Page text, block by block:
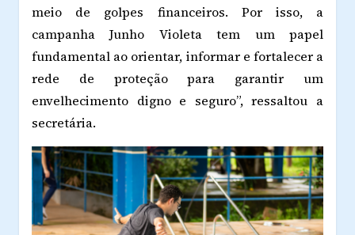
meio de golpes financeiros. Por isso, a
campanha Junho Violeta tem um papel
fundamental ao orientar, informar e fortalecer a
rede de proteção para garantir um
envelhecimento digno e seguro”, ressaltou a
secretária.